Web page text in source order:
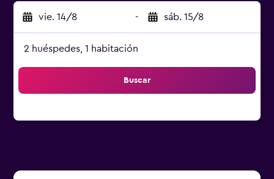
vie. 14/8 - sáb. 15/8
2 huéspedes, 1 habitación
Buscar